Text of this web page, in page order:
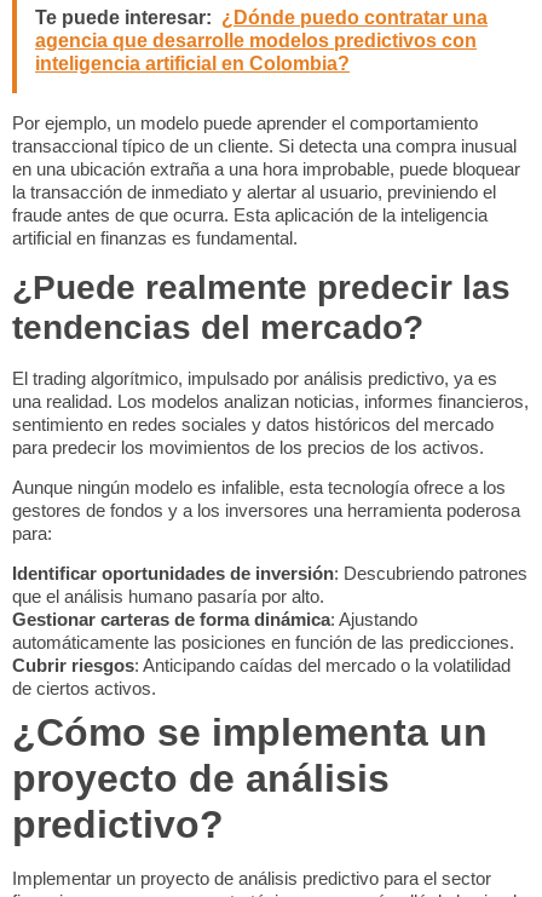
Te puede interesar: ¿Dónde puedo contratar una
agencia que desarrolle modelos predictivos con
inteligencia artificial en Colombia?
Por ejemplo, un modelo puede aprender el comportamiento
transaccional típico de un cliente. Si detecta una compra inusual
en una ubicación extraña a una hora improbable, puede bloquear
la transacción de inmediato y alertar al usuario, previniendo el
fraude antes de que ocurra. Esta aplicación de la inteligencia
artificial en finanzas es fundamental.
¿Puede realmente predecir las
tendencias del mercado?
El trading algorítmico, impulsado por análisis predictivo, ya es
una realidad. Los modelos analizan noticias, informes financieros,
sentimiento en redes sociales y datos históricos del mercado
para predecir los movimientos de los precios de los activos.
Aunque ningún modelo es infalible, esta tecnología ofrece a los
gestores de fondos y a los inversores una herramienta poderosa
para:
Identificar oportunidades de inversión: Descubriendo patrones
que el análisis humano pasaría por alto.
Gestionar carteras de forma dinámica: Ajustando
automáticamente las posiciones en función de las predicciones.
Cubrir riesgos: Anticipando caídas del mercado o la volatilidad
de ciertos activos.
¿Cómo se implementa un
proyecto de análisis
predictivo?
Implementar un proyecto de análisis predictivo para el sector